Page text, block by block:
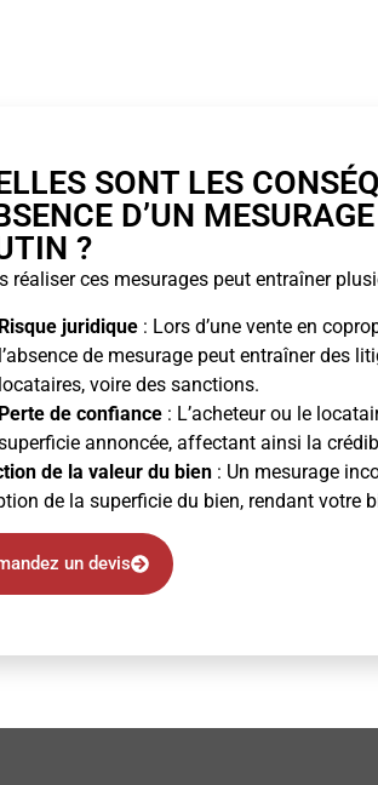
SONT LES
D’UN
?
réaliser ces mesurages peut entraîner
Risque juridique : Lors d’une vente en
l’absence de mesurage peut entraîner des
locataires, voire des sanctions.
Perte de confiance : L’acheteur ou le
annoncée, affectant ainsi la
de la valeur du bien : Un mesurage
de la superficie du bien, rendant votre
un devis